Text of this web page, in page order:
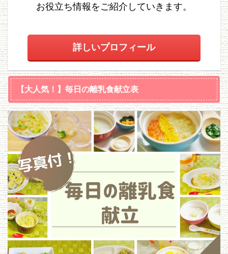
お役立ち情報をご紹介していきます。
詳しいプロフィール
【大人気！】毎日の離乳食献立表